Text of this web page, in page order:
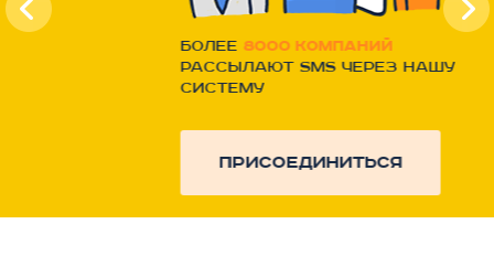
8000 компаний
рассылают SMS через нашу
присоединиться